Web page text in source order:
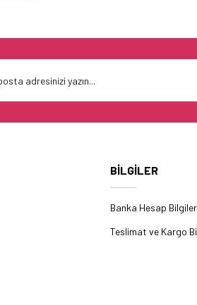
BİLGİLER
Banka Hesap
Teslimat ve Kargo